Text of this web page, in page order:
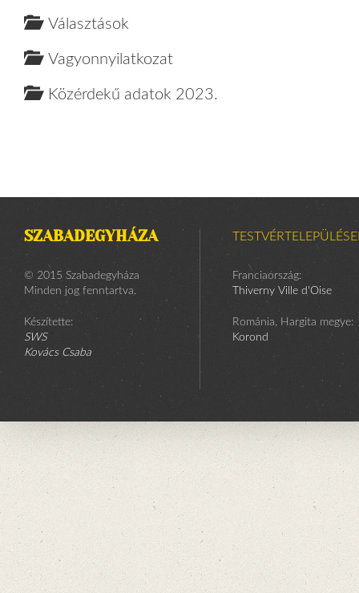
Választások
Vagyonnyilatkozat
Közérdekű adatok 2023.
SZABADEGYHÁZA
© 2015 Szabadegyháza
Minden jog fenntartva.
Készítette:
SWS
Kovács Csaba
Franciaország:
Thiverny Ville d'Oise
Románia, Hargita megye:
Korond